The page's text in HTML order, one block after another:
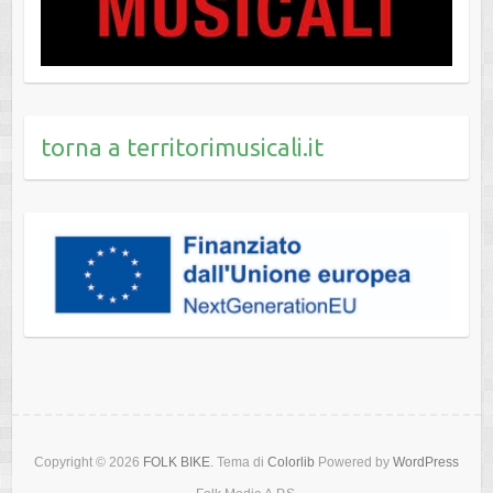
torna a territorimusicali.it
Copyright © 2026 FOLK BIKE. Tema di Colorlib Powered by WordPress